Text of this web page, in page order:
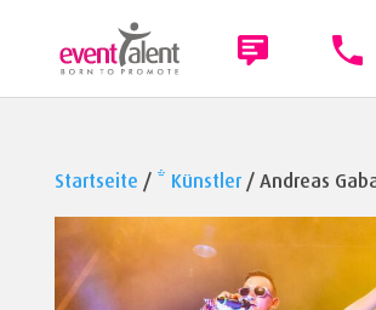
Startseite / * Künstler/ Andreas